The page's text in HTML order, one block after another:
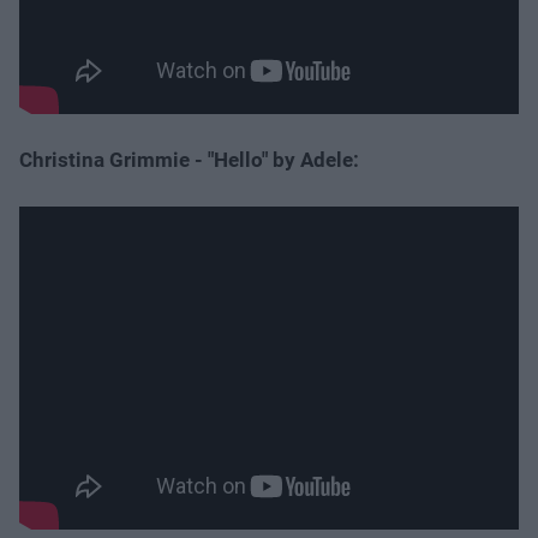
Christina Grimmie - "Hello" by Adele: